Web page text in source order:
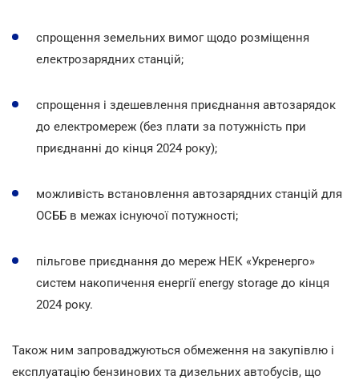
спрощення земельних вимог щодо розміщення
електрозарядних станцій;
спрощення і здешевлення приєднання автозарядок
до електромереж (без плати за потужність при
приєднанні до кінця 2024 року);
можливість встановлення автозарядних станцій для
ОСББ в межах існуючої потужності;
пільгове приєднання до мереж НЕК «Укренерго»
систем накопичення енергії energy storage до кінця
2024 року.
Також ним запроваджуються обмеження на закупівлю і
експлуатацію бензинових та дизельних автобусів, що